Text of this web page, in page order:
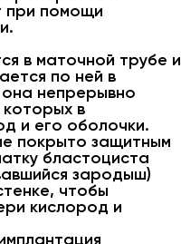
при помощи
в маточной трубе и
по ней в
непрерывно
которых в
и его оболочки.
покрыто защитным
бластоциста
зародыш)
чтобы
кислород и